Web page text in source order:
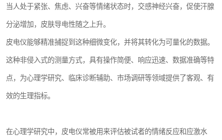
当人处于紧张、焦虑、兴奋等情绪状态时，交感神经兴奋，促使汗腺
分泌增加，皮肤导电性随之上升。
皮电仪能够精准捕捉到这种细微变化，并将其转化为可量化的数据。
这种非侵入式的测量方式，具有操作简便、响应迅速、数据准确等特
点，为心理学研究、临床诊断辅助、市场调研等领域提供了客观、有
效的生理指标。
在心理学研究中，皮电仪常被用来评估被试者的情绪反应和应激水